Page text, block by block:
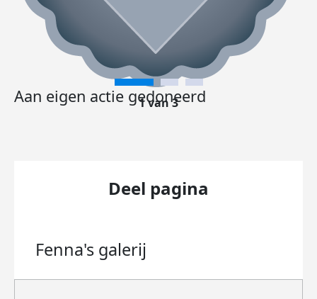
Aan eigen actie gedoneerd
1 van 3
Deel pagina
Fenna's galerij